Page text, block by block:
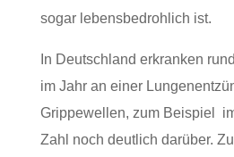
sogar lebensbedrohlich ist.
In Deutschland erkranken
im Jahr an einer
Grippewellen, zum Beispiel
Zahl noch deutlich darüber.